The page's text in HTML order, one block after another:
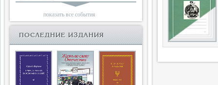
Библиофилам
Четырнадцатый и не последний
Двенадцатый
Новый том Вестника истории,
литературы, искусства
показать все события
ПОСЛЕДНИЕ ИЗДАНИЯ